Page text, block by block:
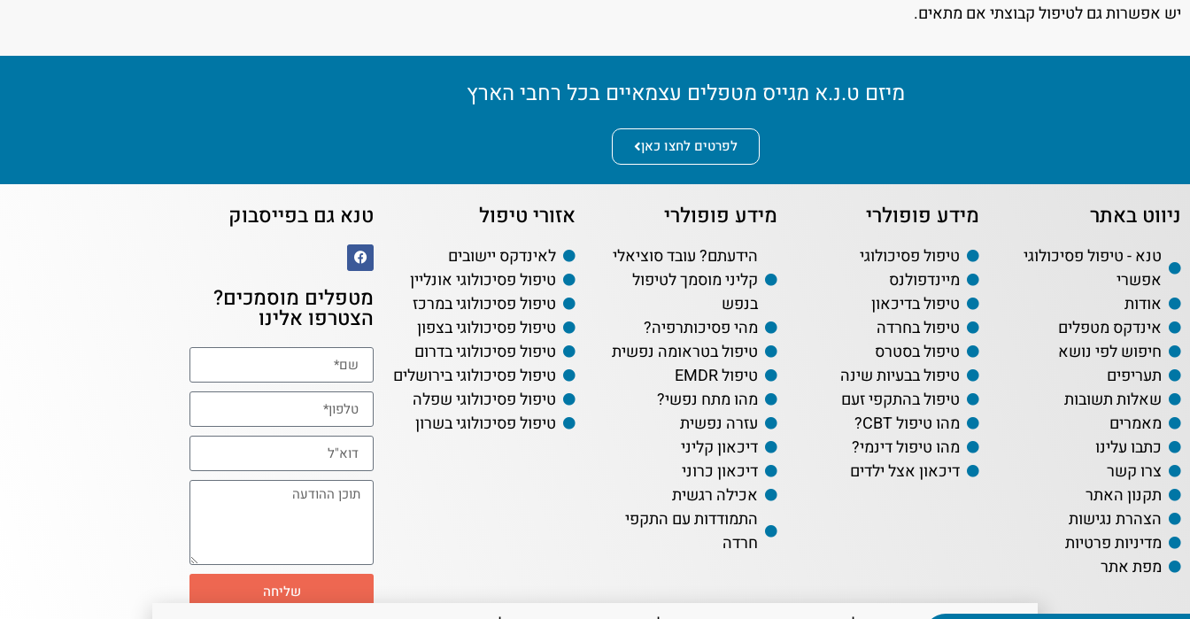
יש אפשרות גם לטיפול קבוצתי אם מתאים.
מיזם ט.נ.א מגייס מטפלים עצמאיים בכל רחבי הארץ
לפרטים לחצו כאן
ניווט באתר
טנא - טיפול פסיכולוגי
אפשרי
אודות
אינדקס מטפלים
חיפוש לפי נושא
תעריפים
שאלות תשובות
מאמרים
כתבו עלינו
צרו קשר
תקנון האתר
הצהרת נגישות
מדיניות פרטיות
מפת אתר
מידע פופולרי
טיפול פסיכולוגי
מיינדפולנס
טיפול בדיכאון
טיפול בחרדה
טיפול בסטרס
טיפול בבעיות שינה
טיפול בהתקפי זעם
מהו טיפול CBT?
מהו טיפול דינמי?
דיכאון אצל ילדים
מידע פופולרי
הידעתם? עובד סוציאלי
קליני מוסמך לטיפול
בנפש
מהי פסיכותרפיה?
טיפול בטראומה נפשית
טיפול EMDR
מהו מתח נפשי?
עזרה נפשית
דיכאון קליני
דיכאון כרוני
אכילה רגשית
התמודדות עם התקפי
חרדה
אזורי טיפול
לאינדקס יישובים
טיפול פסיכולוגי אונליין
טיפול פסיכולוגי במרכז
טיפול פסיכולוגי בצפון
טיפול פסיכולוגי בדרום
טיפול פסיכולוגי בירושלים
טיפול פסיכולוגי שפלה
טיפול פסיכולוגי בשרון
טנא גם בפייסבוק
מטפלים מוסמכים?
הצטרפו אלינו
שליחה